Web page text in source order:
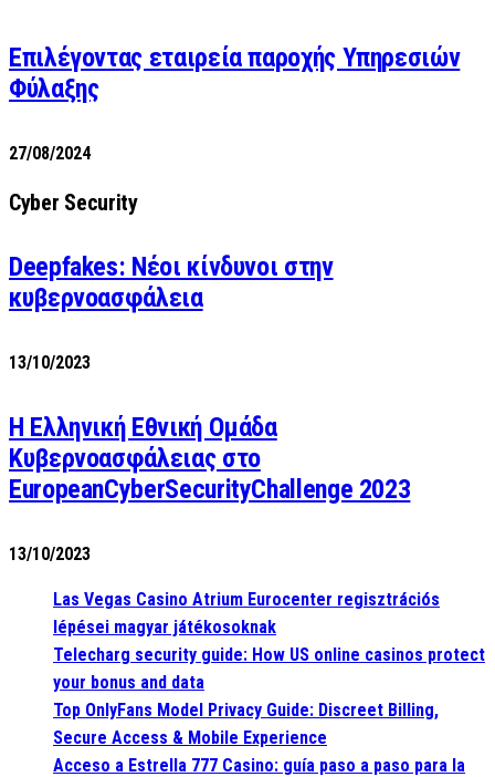
Επιλέγοντας εταιρεία παροχής Υπηρεσιών
Φύλαξης
27/08/2024
Cyber Security
Deepfakes: Νέοι κίνδυνοι στην
κυβερνοασφάλεια
13/10/2023
Η Ελληνική Εθνική Ομάδα
Κυβερνοασφάλειας στο
EuropeanCyberSecurityChallenge 2023
13/10/2023
Las Vegas Casino Atrium Eurocenter regisztrációs
lépései magyar játékosoknak
Telecharg security guide: How US online casinos protect
your bonus and data
Top OnlyFans Model Privacy Guide: Discreet Billing,
Secure Access & Mobile Experience
Acceso a Estrella 777 Casino: guía paso a paso para la